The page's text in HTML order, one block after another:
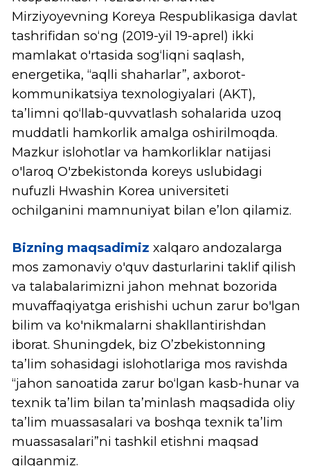
o'laroq O'zbekistonda koreys uslubidagi
nufuzli Hwashin Korea universiteti
ochilganini mamnuniyat bilan e’lon qilamiz.
Bizning maqsadimizxalqaro andozalarga
mos zamonaviy o'quv dasturlarini taklif qilish
va talabalarimizni jahon mehnat bozorida
muvaffaqiyatga erishishi uchun zarur bo'lgan
bilim va ko'nikmalarni shakllantirishdan
iborat. Shuningdek, biz O’zbekistonning
“jahon sanoatida zarur bo‘lgan kasb-hunar va
texnik ta’lim bilan ta’minlash maqsadida oliy
ta’lim muassasalari va boshqa texnik ta’lim
qilganmiz.
Faoliyatimizning
ilk bosqichida
talabalarning dastlabki guruhini 2023-yil 4-
sentabrdan(tahminiy) boshlab qabul qilishni
rejalashtirganmiz. Oliygohimiz kampusida
jahon andozalariga mos zamonaviy
laboratoriya, kutubxona va yotoqxona kabi
sharoitlar mavjud. Universitetning professor-
o'qituvchilari va xodimlari tomonidan
talabalarni malakali ta’lim va yuqori sifatli
sharoit bilan ta'minlash maqsadida ularga
sifatli ta’lim hamda har tomonlama qo’llab-
quvvatlash xizmati taqdim etiladi.